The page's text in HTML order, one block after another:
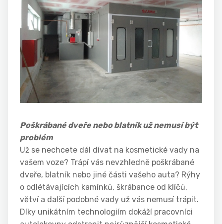
Poškrábané dveře nebo blatník už nemusí být
problém
Už se nechcete dál dívat na kosmetické vady na
vašem voze? Trápí vás nevzhledně poškrábané
dveře, blatník nebo jiné části vašeho auta? Rýhy
o odlétávajících kamínků, škrábance od klíčů,
větví a další podobné vady už vás nemusí trápit.
Díky unikátním technologiím dokáží pracovníci